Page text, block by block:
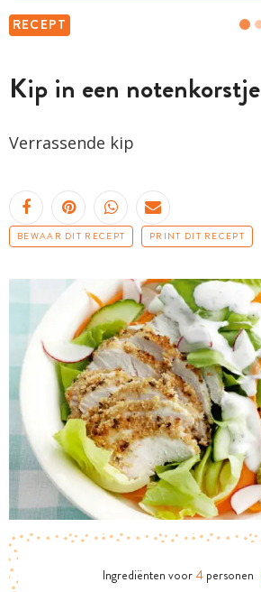
RECEPT
Kip in een notenkorstje
Verrassende kip
BEWAAR DIT RECEPT PRINT DIT RECEPT
Ingrediënten voor 4 personen